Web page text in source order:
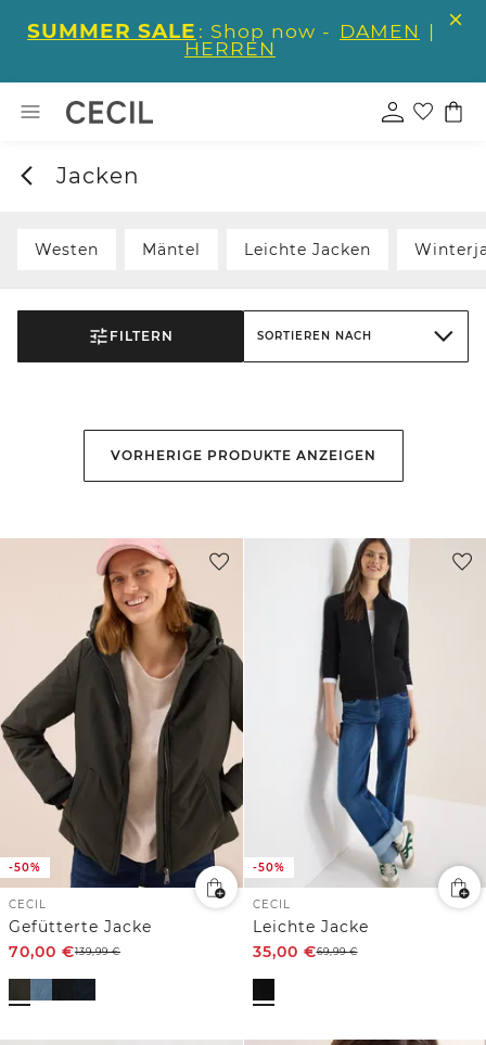
SUMMER SALE : Shop now - DAMEN |
HERREN
Jacken
Westen Mäntel Leichte Jacken
FILTERN SORTIEREN NACH
VORHERIGE PRODUKTE ANZEIGEN
-50%
CECIL
Gefütterte Jacke
70,00 €139,99€
-50%
CECIL
Leichte Jacke
35,00 €69,99€